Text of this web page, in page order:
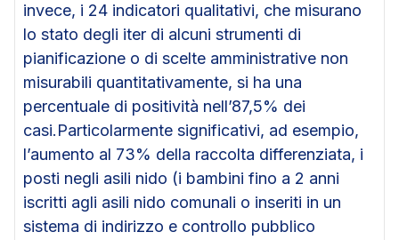
invece, i 24 indicatori qualitativi, che misurano
lo stato degli iter di alcuni strumenti di
pianificazione o di scelte amministrative non
misurabili quantitativamente, si ha una
percentuale di positività nell’87,5% dei
casi.Particolarmente significativi, ad esempio,
l’aumento al 73% della raccolta differenziata, i
posti negli asili nido (i bambini fino a 2 anni
iscritti agli asili nido comunali o inseriti in un
sistema di indirizzo e controllo pubblico